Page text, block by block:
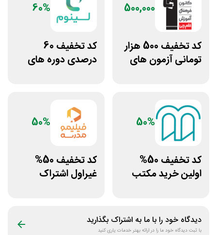
500,000
کد تخفیف 500 هزار
تومانی آزمون های
60%
کد تخفیف 60
درصدی دوره های
50%
کد تخفیف 50%
اولین خرید مکتب
50%
کد تخفیف 50%
غیراول اشتراک
دیدگاه خود را با ما به اشتراک بگذارید
با ثبت دیدگاه خود ما را در ارائه بهتر خدمات یاری کنید